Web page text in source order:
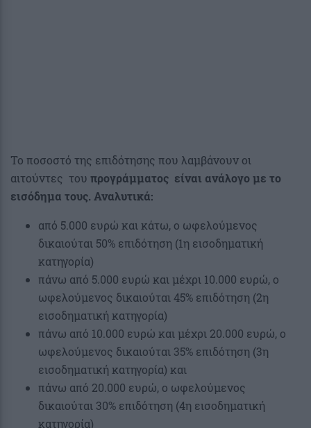
Το ποσοστό της επιδότησης που λαμβάνουν οι
αιτούντες του προγράμματος είναι ανάλογο με το
εισόδημα τους. Αναλυτικά:
από 5.000 ευρώ και κάτω, ο ωφελούμενος
δικαιούται 50% επιδότηση (1η εισοδηματική
κατηγορία)
πάνω από 5.000 ευρώ και μέχρι 10.000 ευρώ, ο
ωφελούμενος δικαιούται 45% επιδότηση (2η
εισοδηματική κατηγορία)
πάνω από 10.000 ευρώ και μέχρι 20.000 ευρώ, ο
ωφελούμενος δικαιούται 35% επιδότηση (3η
εισοδηματική κατηγορία) και
πάνω από 20.000 ευρώ, ο ωφελούμενος
δικαιούται 30% επιδότηση (4η εισοδηματική
κατηγορία)